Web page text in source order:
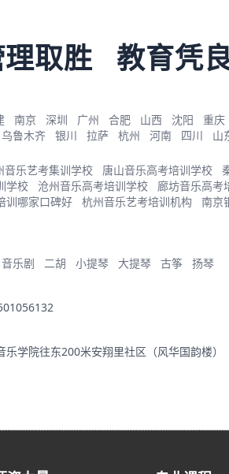
取胜 教育凭
南京 深圳 广州 合肥 山西 沈阳 重庆
乌鲁木齐 银川 拉萨 杭州 河南 四川 山
音乐艺考集训学校 唐山音乐高考培训学校
学校
沧州音乐高考培训学校 廊坊音乐高考
训哪家口碑好
杭州音乐艺考培训机构 南京
音乐剧 二胡 小提琴 大提琴 古筝 扬琴
学院往东200米安翔里社区（风华国韵楼）